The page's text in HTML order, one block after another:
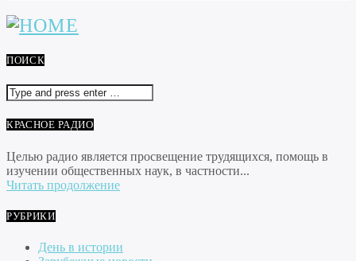
ПОИСК
КРАСНОЕ РАДИО
Целью радио является просвещение трудящихся, помощь в
изучении общественных наук, в частности...
Читать продолжение
РУБРИКИ
День в истории